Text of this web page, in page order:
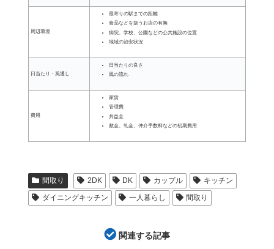
周辺環境
最寄りの駅までの距離
食品などを扱うお店の有無
病院、学校、公園などの公共施設の位置
地域の治安状況
日当たり・風通し
日当たりの良さ
風の流れ
費用
家賃
管理費
共益金
敷金、礼金、仲介手数料などの初期費用
間取り 2DK DK カップル
キッチン
ダイニングキッチン
一人暮らし 間取り
関連する記事